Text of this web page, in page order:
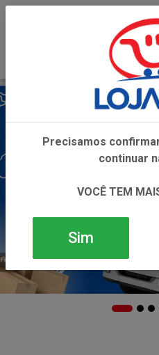
Precisamos
continuar
VOCÊ TEM
Sim